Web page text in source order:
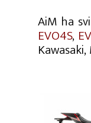
AiM ha
EVO4S,